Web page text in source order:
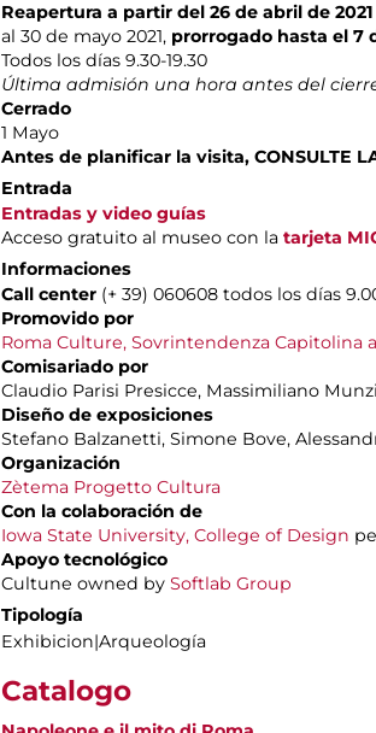
Reapertura a partir del 26 de abril de 2021
al 30 de mayo 2021, prorrogado hasta el 7
Todos los días 9.30-19.30
Última admisión una hora antes del
Cerrado
1 Mayo
Antes de planificar la visita, CONSULTE
Entrada
Entradas y video guías
Acceso gratuito al museo con la tarjeta
Informaciones
Call center (+ 39) 060608 todos los días
Promovido por
Roma Culture, Sovrintendenza Capitolina
Comisariado por
Claudio Parisi Presicce, Massimiliano
Diseño de exposiciones
Stefano Balzanetti, Simone Bove,
Organización
Zètema Progetto Cultura
Con la colaboración de
Iowa State University, College of Design
Apoyo tecnológico
Cultune owned by Softlab Group
Tipología
Exhibicion|Arqueología
Catalogo